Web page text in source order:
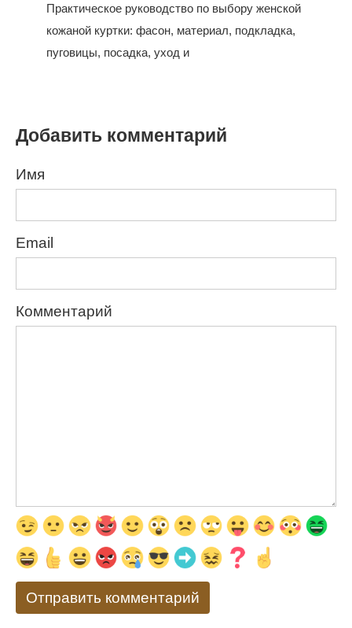
Практическое руководство по выбору женской
кожаной куртки: фасон, материал, подкладка,
пуговицы, посадка, уход и
Добавить комментарий
Имя
Email
Комментарий